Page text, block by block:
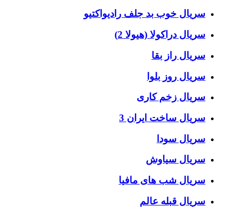
سریال خوب بد جلف رادیواکتیو
سریال دراکولا (هیولا 2)
سریال راز بقا
سریال روز بلوا
سریال زخم کاری
سریال ساخت ایران 3
سریال سودا
سریال سیاوش
سریال شب های مافیا
سریال قبله عالم